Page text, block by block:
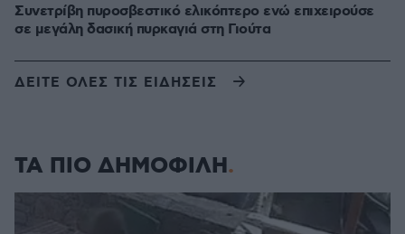
Συνετρίβη πυροσβεστικό ελικόπτερο ενώ επιχειρούσε
σε μεγάλη δασική πυρκαγιά στη Γιούτα
ΔΕΙΤΕ ΟΛΕΣ ΤΙΣ ΕΙΔΗΣΕΙΣ
ΤΑ ΠΙΟ ΔΗΜΟΦΙΛΗ